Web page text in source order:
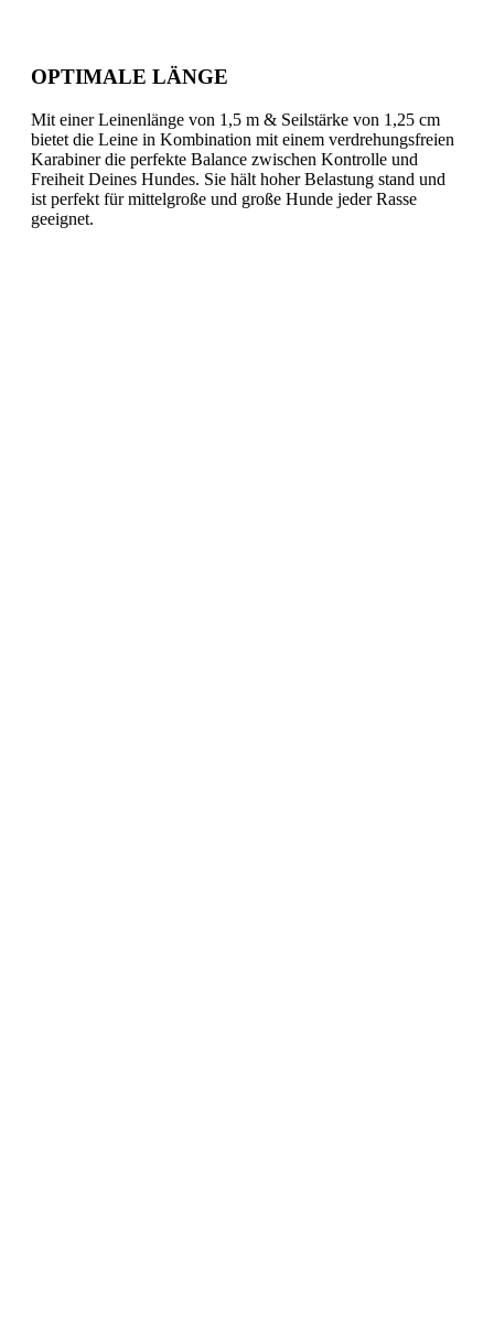
OPTIMALE LÄNGE
Mit einer Leinenlänge von 1,5 m & Seilstärke von 1,25 cm
bietet die Leine in Kombination mit einem verdrehungsfreien
Karabiner die perfekte Balance zwischen Kontrolle und
Freiheit Deines Hundes. Sie hält hoher Belastung stand und
ist perfekt für mittelgroße und große Hunde jeder Rasse
geeignet.